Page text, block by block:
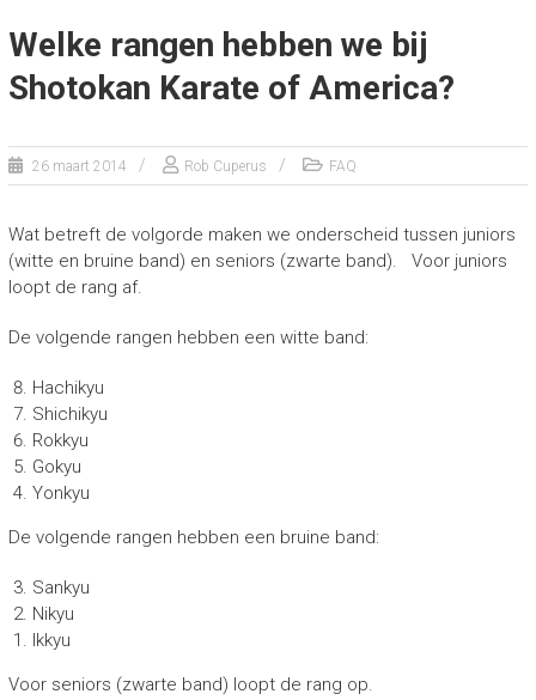
Welke rangen hebben we bij
Shotokan Karate of America?
26 maart 2014 Rob Cuperus FAQ
Wat betreft de volgorde maken we onderscheid tussen juniors
(witte en bruine band) en seniors (zwarte band). Voor juniors
loopt de rang af.
De volgende rangen hebben een witte band:
Hachikyu
Shichikyu
Rokkyu
Gokyu
Yonkyu
De volgende rangen hebben een bruine band:
Sankyu
Nikyu
Ikkyu
Voor seniors (zwarte band) loopt de rang op.